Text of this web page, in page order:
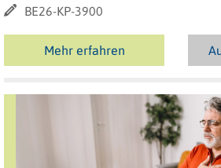
BE26-KP-3900
Mehr erfahren